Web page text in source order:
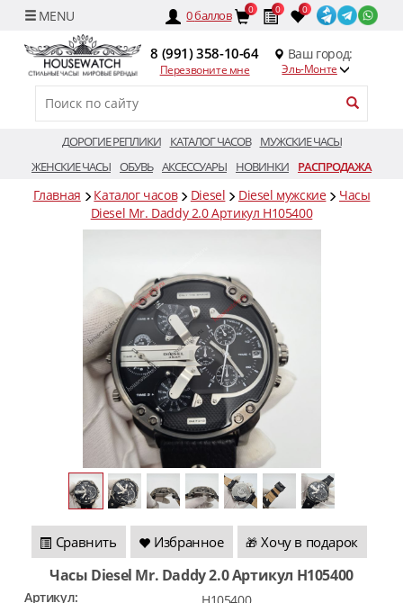
0баллов 0 0 0
8 (991) 358-10-64
Перезвоните мне
Ваш город:
Эль-Монте
ДОРОГИЕ РЕПЛИКИ КАТАЛОГ ЧАСОВ
МУЖСКИЕ ЧАСЫ
ЖЕНСКИЕ ЧАСЫ ОБУВЬ АКСЕССУАРЫ НОВИНКИ РАСПРОДАЖА
Главная Каталог часов Diesel Diesel мужские
Часы
Diesel Mr. Daddy 2.0 Артикул H105400
Сравнить Избранное 🎁 Хочу в подарок
Часы Diesel Mr. Daddy 2.0 Артикул H105400
Артикул: